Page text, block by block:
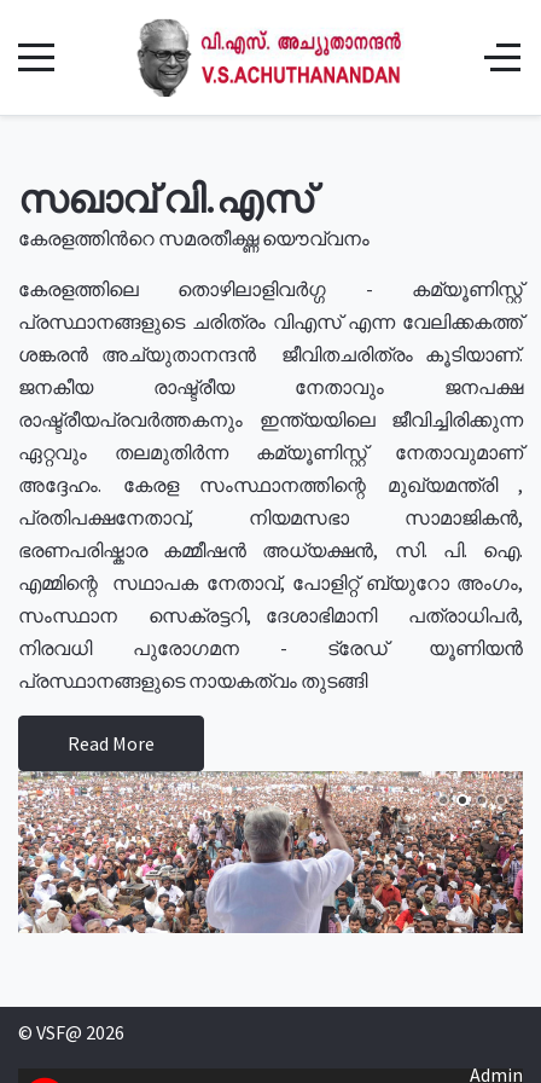
സഖാവ് വി.എസ്
കേരളത്തിൻറെ സമരതീക്ഷ്ണ യൌവ്വനം
കേരളത്തിലെ തൊഴിലാളിവർഗ്ഗ - കമ്യൂണിസ്റ്റ്
പ്രസ്ഥാനങ്ങളുടെ ചരിത്രം വിഎസ് എന്ന വേലിക്കകത്ത്
ശങ്കരൻ അച്യുതാനന്ദൻ ജീവിതചരിത്രം കൂടിയാണ്.
ജനകീയ രാഷ്ട്രീയ നേതാവും ജനപക്ഷ
രാഷ്ട്രീയപ്രവർത്തകനും ഇന്ത്യയിലെ ജീവിച്ചിരിക്കുന്ന
ഏറ്റവും തലമുതിർന്ന കമ്യൂണിസ്റ്റ് നേതാവുമാണ്
അദ്ദേഹം. കേരള സംസ്ഥാനത്തിന്റെ മുഖ്യമന്ത്രി ,
പ്രതിപക്ഷനേതാവ്, നിയമസഭാ സാമാജികൻ,
ഭരണപരിഷ്കാര കമ്മീഷൻ അധ്യക്ഷൻ, സി. പി. ഐ.
എമ്മിന്റെ സഥാപക നേതാവ്, പോളിറ്റ് ബ്യുറോ അംഗം,
സംസ്ഥാന സെക്രട്ടറി, ദേശാഭിമാനി പത്രാധിപർ,
നിരവധി പുരോഗമന - ട്രേഡ് യൂണിയൻ
പ്രസ്ഥാനങ്ങളുടെ നായകത്വം തുടങ്ങി
Read More
© VSF@ 2026
Admin